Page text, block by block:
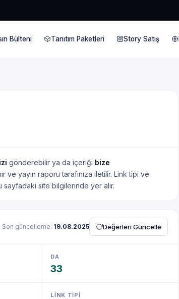
Bülteni Tanıtım Paketleri Story Satış
gönderebilir ya da içeriği bize
ve yayın raporu tarafınıza iletilir. Link tipi ve
site bilgilerinde yer alır.
Son güncelleme: 19.08.2025 Değerleri Güncelle
DA
33
LINK TIPI